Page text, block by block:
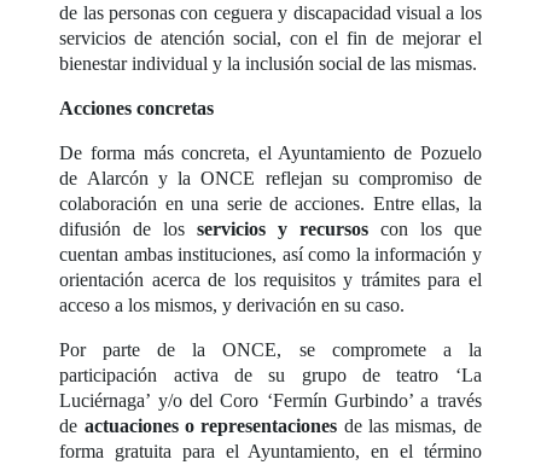
de las personas con ceguera y discapacidad visual a los
servicios de atención social, con el fin de mejorar el
bienestar individual y la inclusión social de las mismas.
Acciones concretas
De forma más concreta, el Ayuntamiento de Pozuelo
de Alarcón y la ONCE reflejan su compromiso de
colaboración en una serie de acciones. Entre ellas, la
difusión de losservicios y recursoscon los que
cuentan ambas instituciones, así como la información y
orientación acerca de los requisitos y trámites para el
acceso a los mismos, y derivación en su caso.
Por parte de la ONCE, se compromete a la
participación activa de su grupo de teatro ‘La
Luciérnaga’ y/o del Coro ‘Fermín Gurbindo’ a través
de actuaciones o representaciones de las mismas, de
forma gratuita para el Ayuntamiento, en el término